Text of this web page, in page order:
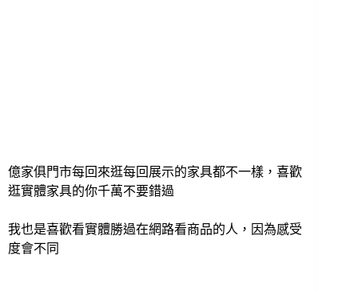
億家俱門市每回來逛每回展示的家具都不一樣，喜歡
逛實體家具的你千萬不要錯過
我也是喜歡看實體勝過在網路看商品的人，因為感受
度會不同